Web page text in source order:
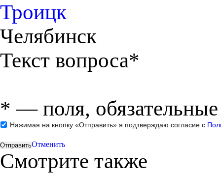
Троицк
Челябинск
Текст вопроса*
* — поля,
Нажимая на кнопку «Отправить» я подтверждаю согласие с
Отменить
Смотрите также